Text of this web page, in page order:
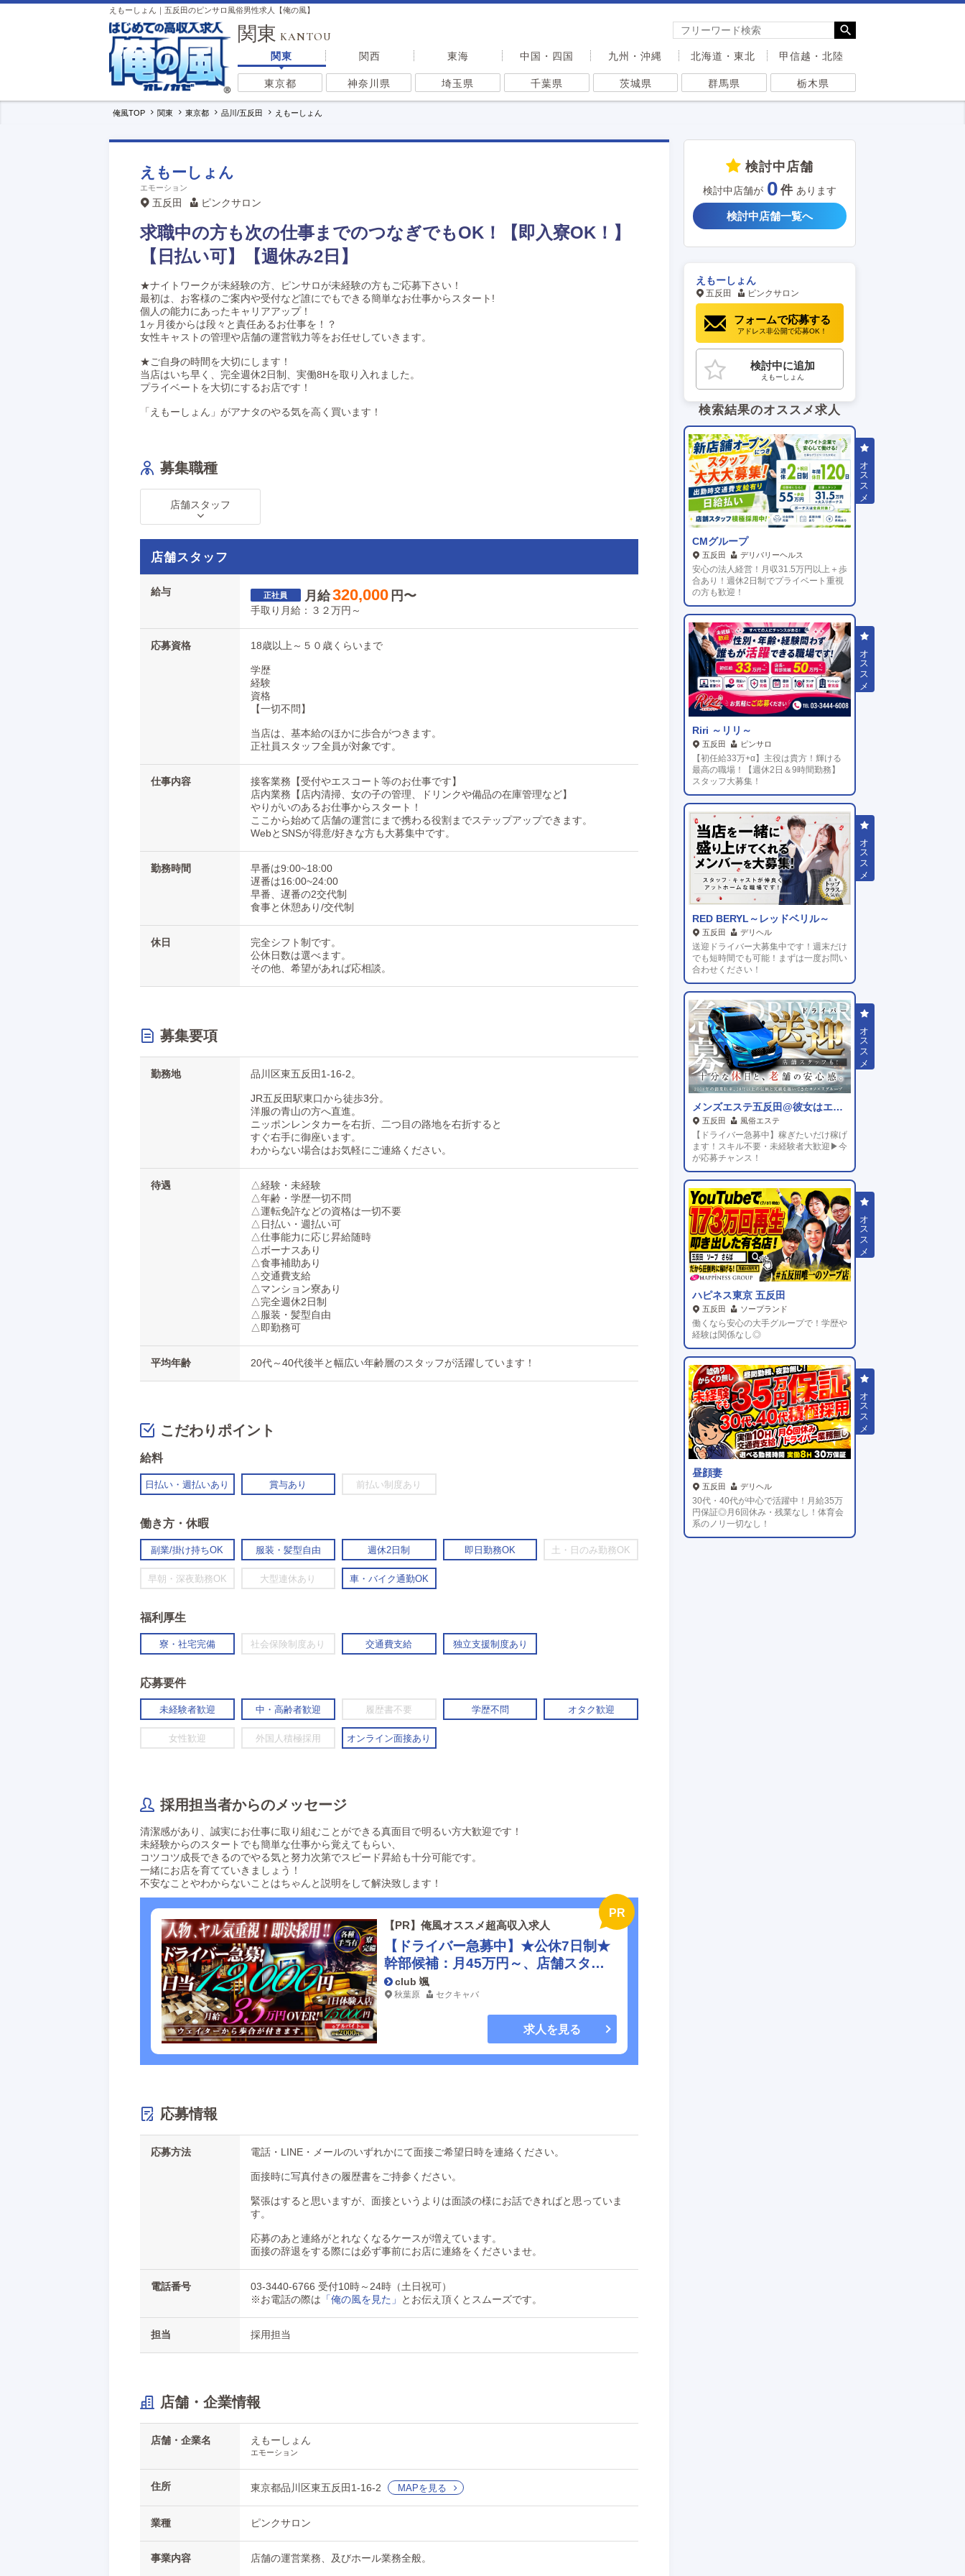
えもーしょん｜五反田のピンサロ風俗男性求人【俺の風】
関東 KANTOU
関東 関西 東海 中国・四国 九州・沖縄 北海道・東北 甲信越・北陸
東京都 神奈川県 埼玉県 千葉県 茨城県 群馬県 栃木県
俺風TOP 関東 東京都 品川/五反田 えもーしょん
えもーしょん
エモーション
五反田 ピンクサロン
求職中の方も次の仕事までのつなぎでもOK！【即入寮OK！】
【日払い可】【週休み2日】
★ナイトワークが未経験の方、ピンサロが未経験の方もご応募下さい！
最初は、お客様のご案内や受付など誰にでもできる簡単なお仕事からスタート!
個人の能力にあったキャリアアップ！
1ヶ月後からは段々と責任あるお仕事を！？
女性キャストの管理や店舗の運営戦力等をお任せしていきます。
★ご自身の時間を大切にします！
当店はいち早く、完全週休2日制、実働8Hを取り入れました。
プライベートを大切にするお店です！
「えもーしょん」がアナタのやる気を高く買います！
募集職種
店舗スタッフ
店舗スタッフ
給与 月給320,000 円〜
手取り月給：３２万円～
応募資格 18歳以上～５０歳くらいまで
学歴
経験
資格
【一切不問】
当店は、基本給のほかに歩合がつきます。
正社員スタッフ全員が対象です。
仕事内容
接客業務【受付やエスコート等のお仕事です】
店内業務【店内清掃、女の子の管理、ドリンクや備品の在庫管理など】
やりがいのあるお仕事からスタート！
ここから始めて店舗の運営にまで携わる役割までステップアップできます。
WebとSNSが得意/好きな方も大募集中です。
勤務時間
早番は9:00~18:00
遅番は16:00~24:00
早番、遅番の2交代制
食事と休憩あり/交代制
休日
完全シフト制です。
公休日数は選べます。
その他、希望があれば応相談。
募集要項
勤務地 品川区東五反田1-16-2。
JR五反田駅東口から徒歩3分。
洋服の青山の方へ直進。
ニッポンレンタカーを右折、二つ目の路地を右折すると
すぐ右手に御座います。
わからない場合はお気軽にご連絡ください。
待遇
△経験・未経験
△年齢・学歴一切不問
△運転免許などの資格は一切不要
△日払い・週払い可
△仕事能力に応じ昇給随時
△ボーナスあり
△食事補助あり
△交通費支給
△マンション寮あり
△完全週休2日制
△服装・髪型自由
△即勤務可
平均年齢 20代～40代後半と幅広い年齢層のスタッフが活躍しています！
こだわりポイント
給料
日払い・週払いあり 賞与あり 前払い制度あり
働き方・休暇
副業/掛け持ちOK 服装・髪型自由 週休2日制 即日勤務OK 土・日のみ勤務OK
早朝・深夜勤務OK 大型連休あり 車・バイク通勤OK
福利厚生
寮・社宅完備 社会保険制度あり 交通費支給 独立支援制度あり
応募要件
未経験者歓迎 中・高齢者歓迎 履歴書不要 学歴不問 オタク歓迎
女性歓迎 外国人積極採用 オンライン面接あり
採用担当者からのメッセージ
清潔感があり、誠実にお仕事に取り組むことができる真面目で明るい方大歓迎です！
未経験からのスタートでも簡単な仕事から覚えてもらい、
コツコツ成長できるのでやる気と努力次第でスピード昇給も十分可能です。
一緒にお店を育てていきましょう！
不安なことやわからないことはちゃんと説明をして解決致します！
【PR】俺風オススメ超高収入求人
【ドライバー急募中】★公休7日制★
幹部候補：月45万円～、店舗スタッ
フ：月35万円～で働ける新しいお店
です！店長クラスになれば年収1080
万円も可能！都内トップクラスの職場
環境！※嘘・偽りは一切ありません。
club 颯
秋葉原 セクキャバ
求人を見る
応募情報
応募方法 電話・LINE・メールのいずれかにて面接ご希望日時を連絡ください。
面接時に写真付きの履歴書をご持参ください。
緊張はすると思いますが、面接というよりは面談の様にお話できればと思っていま
す。
応募のあと連絡がとれなくなるケースが増えています。
面接の辞退をする際には必ず事前にお店に連絡をくださいませ。
電話番号
03-3440-6766 受付10時～24時（土日祝可）
※お電話の際は 「俺の風を見た」 とお伝え頂くとスムーズです。
担当 採用担当
店舗・企業情報
店舗・企業名 えもーしょん
エモーション
住所 東京都品川区東五反田1-16-2 MAPを見る
業種 ピンクサロン
事業内容 店舗の運営業務、及びホール業務全般。
検討中店舗
検討中店舗が 0 あります
検討中店舗一覧へ
えもーしょん
五反田 ピンクサロン
フォームで応募する
アドレス非公開で応募OK！
検討中に追加
えもーしょん
検索結果のオススメ求人
CMグループ
五反田 デリバリーヘルス
安心の法人経営！月収31.5万円以上＋歩
合あり！週休2日制でプライベート重視
の方も歓迎！
Riri ～リリ～
五反田 ピンサロ
【初任給33万+α】主役は貴方！輝ける
最高の職場！【週休2日＆9時間勤務】
スタッフ大募集！
RED BERYL～レッドベリル～
五反田 デリヘル
送迎ドライバー大募集中です！週末だけ
でも短時間でも可能！まずは一度お問い
合わせください！
メンズエステ五反田@彼女はエステシャン
五反田 風俗エステ
【ドライバー急募中】稼ぎたいだけ稼げ
ます！スキル不要・未経験者大歓迎▶今
が応募チャンス！
ハピネス東京 五反田
五反田 ソープランド
働くなら安心の大手グループで！学歴や
経験は関係なし◎
昼顔妻
五反田 デリヘル
30代・40代が中心で活躍中！月給35万
円保証◎月6回休み・残業なし！体育会
系のノリ一切なし！